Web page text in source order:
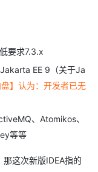
要求7.3.x
EE 9（关于Ja
盘】认为：开发者已无
、Atomikos、
等等
这次新版IDEA指的